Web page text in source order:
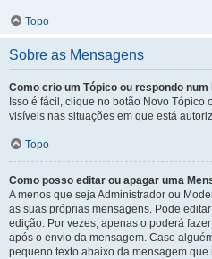
Topo
Sobre as Mensagens
Como crio um Tópico ou respondo num
Isso é fácil, clique no botão Novo Tópico
visíveis nas situações em que está
Topo
Como posso editar ou apagar uma
A menos que seja Administrador ou
as suas próprias mensagens. Pode
edição. Por vezes, apenas o poderá
após o envio da mensagem. Caso
pequeno texto abaixo da mensagem